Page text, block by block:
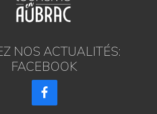
NOS ACTUALITÉS:
FACEBOOK